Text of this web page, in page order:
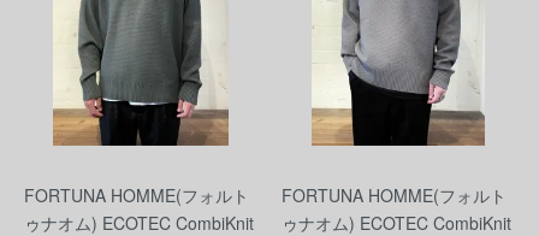
FORTUNA HOMME(フォルト
ゥナオム) ECOTEC CombiKnit
FORTUNA HOMME(フォルト
ゥナオム) ECOTEC CombiKnit